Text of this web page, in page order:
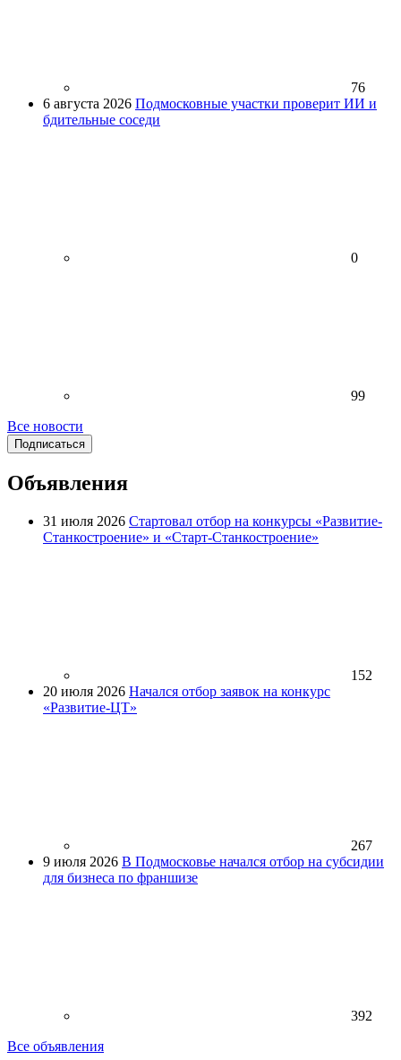
76
6 августа 2026 Подмосковные участки проверит ИИ и
бдительные соседи
0
99
Все новости
Подписаться
Объявления
31 июля 2026 Стартовал отбор на конкурсы «Развитие-
Станкостроение» и «Старт-Станкостроение»
152
20 июля 2026 Начался отбор заявок на конкурс
«Развитие-ЦТ»
267
9 июля 2026 В Подмосковье начался отбор на субсидии
для бизнеса по франшизе
392
Все объявления